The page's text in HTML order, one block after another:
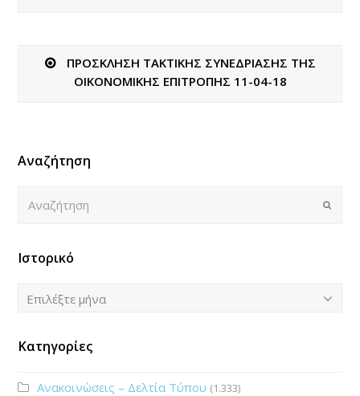
ΠΡΟΣΚΛΗΣΗ ΤΑΚΤΙΚΗΣ ΣΥΝΕΔΡΙΑΣΗΣ ΤΗΣ
ΟΙΚΟΝΟΜΙΚΗΣ ΕΠΙΤΡΟΠΗΣ 11-04-18
Αναζήτηση
Submit
Ιστορικό
Ιστορικό
Επιλέξτε μήνα
Κατηγορίες
Ανακοινώσεις – Δελτία Τύπου (1.333)